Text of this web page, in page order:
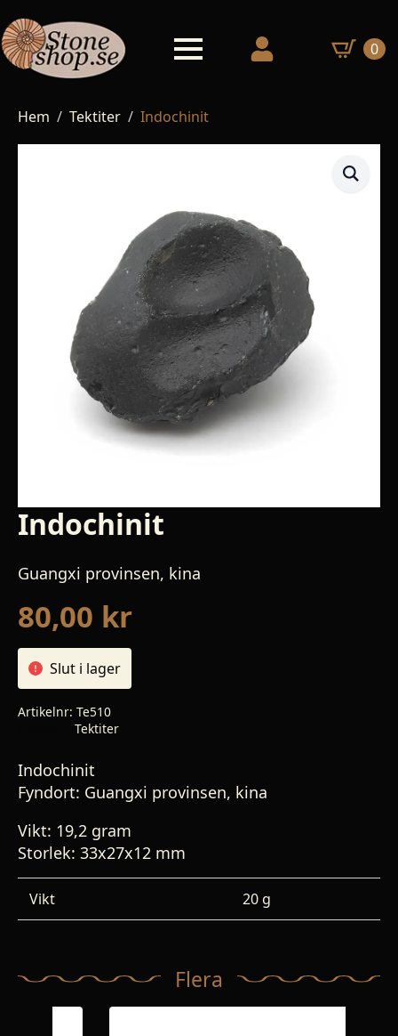
0
Hem Tektiter Indochinit
Indochinit
Guangxi provinsen, kina
80,00 kr
Slut i lager
Artikelnr: Te510
Tektiter
Indochinit
Fyndort: Guangxi provinsen, kina
Vikt: 19,2 gram
Storlek: 33x27x12 mm
Vikt 20 g
Flera